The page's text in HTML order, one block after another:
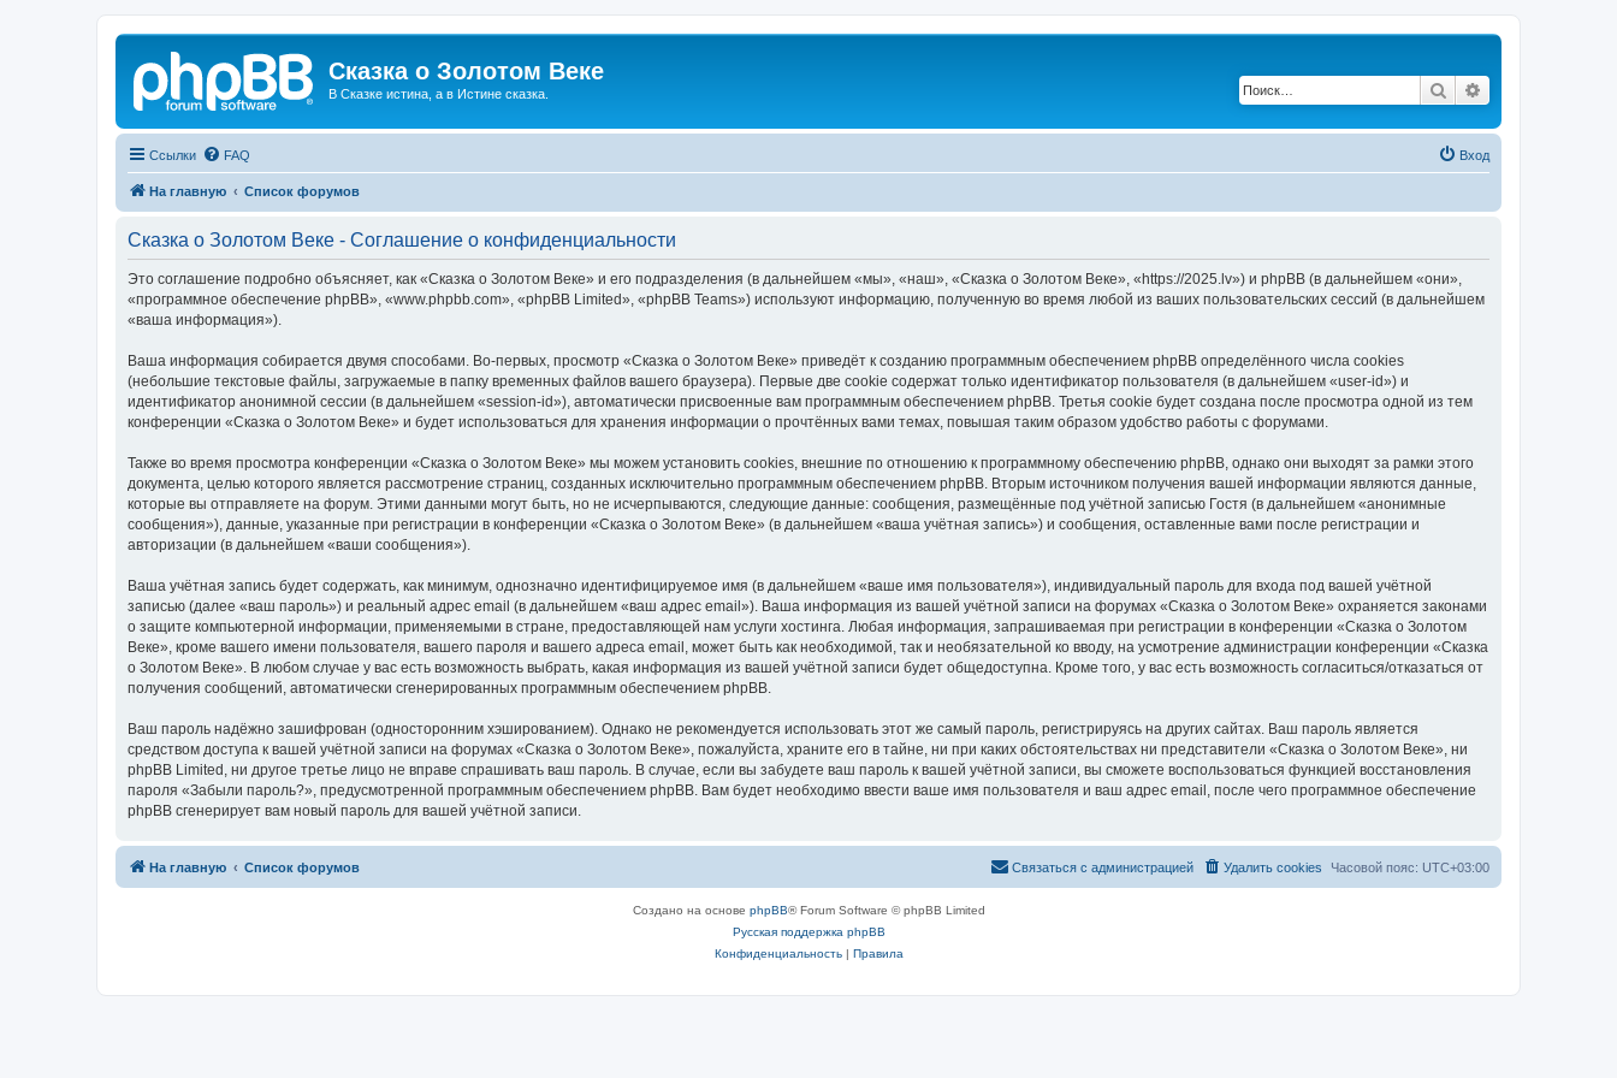
Сказка о Золотом Веке
В Сказке истина, а в Истине сказка. Поиск
Ссылки FAQ Вход
На главную Список форумов
Сказка о Золотом Веке - Соглашение о конфиденциальности
Это соглашение подробно объясняет, как «Сказка о Золотом Веке» и его подразделения (в дальнейшем «мы», «наш», «Сказка о Золотом Веке», «https://2025.lv») и phpBB (в дальнейшем «они»,
«программное обеспечение phpBB», «www.phpbb.com», «phpBB Limited», «phpBB Teams») используют информацию, полученную во время любой из ваших пользовательских сессий (в дальнейшем
«ваша информация»).
Ваша информация собирается двумя способами. Во-первых, просмотр «Сказка о Золотом Веке» приведёт к созданию программным обеспечением phpBB определённого числа cookies
(небольшие текстовые файлы, загружаемые в папку временных файлов вашего браузера). Первые две cookie содержат только идентификатор пользователя (в дальнейшем «user-id») и
идентификатор анонимной сессии (в дальнейшем «session-id»), автоматически присвоенные вам программным обеспечением phpBB. Третья cookie будет создана после просмотра одной из тем
конференции «Сказка о Золотом Веке» и будет использоваться для хранения информации о прочтённых вами темах, повышая таким образом удобство работы с форумами.
Также во время просмотра конференции «Сказка о Золотом Веке» мы можем установить cookies, внешние по отношению к программному обеспечению phpBB, однако они выходят за рамки этого
документа, целью которого является рассмотрение страниц, созданных исключительно программным обеспечением phpBB. Вторым источником получения вашей информации являются данные,
которые вы отправляете на форум. Этими данными могут быть, но не исчерпываются, следующие данные: сообщения, размещённые под учётной записью Гостя (в дальнейшем «анонимные
сообщения»), данные, указанные при регистрации в конференции «Сказка о Золотом Веке» (в дальнейшем «ваша учётная запись») и сообщения, оставленные вами после регистрации и
авторизации (в дальнейшем «ваши сообщения»).
Ваша учётная запись будет содержать, как минимум, однозначно идентифицируемое имя (в дальнейшем «ваше имя пользователя»), индивидуальный пароль для входа под вашей учётной
записью (далее «ваш пароль») и реальный адрес email (в дальнейшем «ваш адрес email»). Ваша информация из вашей учётной записи на форумах «Сказка о Золотом Веке» охраняется законами
о защите компьютерной информации, применяемыми в стране, предоставляющей нам услуги хостинга. Любая информация, запрашиваемая при регистрации в конференции «Сказка о Золотом
Веке», кроме вашего имени пользователя, вашего пароля и вашего адреса email, может быть как необходимой, так и необязательной ко вводу, на усмотрение администрации конференции «Сказка
о Золотом Веке». В любом случае у вас есть возможность выбрать, какая информация из вашей учётной записи будет общедоступна. Кроме того, у вас есть возможность согласиться/отказаться от
получения сообщений, автоматически сгенерированных программным обеспечением phpBB.
Ваш пароль надёжно зашифрован (односторонним хэшированием). Однако не рекомендуется использовать этот же самый пароль, регистрируясь на других сайтах. Ваш пароль является
средством доступа к вашей учётной записи на форумах «Сказка о Золотом Веке», пожалуйста, храните его в тайне, ни при каких обстоятельствах ни представители «Сказка о Золотом Веке», ни
phpBB Limited, ни другое третье лицо не вправе спрашивать ваш пароль. В случае, если вы забудете ваш пароль к вашей учётной записи, вы сможете воспользоваться функцией восстановления
пароля «Забыли пароль?», предусмотренной программным обеспечением phpBB. Вам будет необходимо ввести ваше имя пользователя и ваш адрес email, после чего программное обеспечение
phpBB сгенерирует вам новый пароль для вашей учётной записи.
На главную Список форумов Часовой пояс: UTC+03:00
Удалить cookies
Связаться с администрацией
Создано на основе phpBB® Forum Software © phpBB Limited
Русская поддержка phpBB
Конфиденциальность| Правила